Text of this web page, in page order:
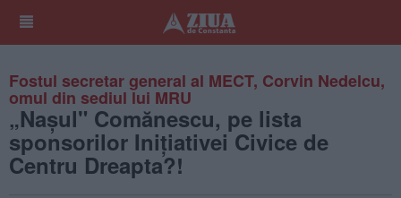
Fostul secretar general al MECT, Corvin Nedelcu,
omul din sediul lui MRU
„Naşul" Comănescu, pe lista
sponsorilor Iniţiativei Civice de
Centru Dreapta?!